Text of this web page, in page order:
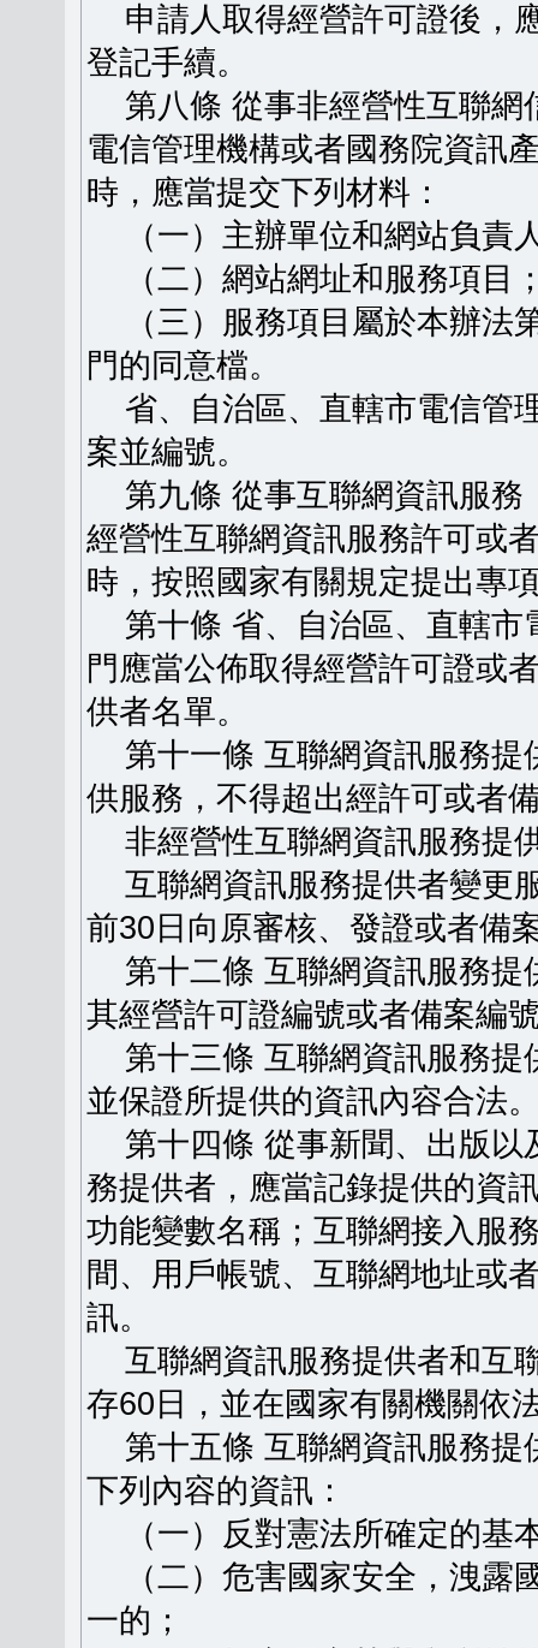
申請人取得經營許可證後，
登記手續。
第八條 從事非經營性互聯網
電信管理機構或者國務院資訊
時，應當提交下列材料：
（一）主辦單位和網站負責
（二）網站網址和服務項目
（三）服務項目屬於本辦法
門的同意檔。
省、自治區、直轄市電信管
案並編號。
第九條 從事互聯網資訊服務
經營性互聯網資訊服務許可或
時，按照國家有關規定提出專
第十條 省、自治區、直轄市
門應當公佈取得經營許可證或
供者名單。
第十一條 互聯網資訊服務提
供服務，不得超出經許可或者
非經營性互聯網資訊服務提
互聯網資訊服務提供者變更
前30日向原審核、發證或者備
第十二條 互聯網資訊服務提
其經營許可證編號或者備案編
第十三條 互聯網資訊服務提
並保證所提供的資訊內容合法
第十四條 從事新聞、出版以
務提供者，應當記錄提供的資
功能變數名稱；互聯網接入服
間、用戶帳號、互聯網地址或
訊。
互聯網資訊服務提供者和互
存60日，並在國家有關機關依
第十五條 互聯網資訊服務提
下列內容的資訊：
（一）反對憲法所確定的基
（二）危害國家安全，洩露
一的；